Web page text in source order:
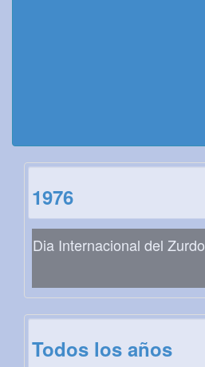
1976
Dia Internacional del Zurdo
Todos los años